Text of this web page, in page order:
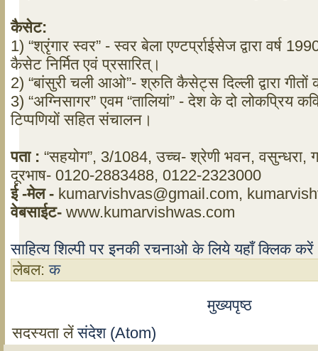
कैसेट:
1) “श्रृंगार स्वर” - स्वर बेला एण्टर्प्राईसेज द्वारा वर्ष
कैसेट निर्मित एवं प्रसारित्।
2) “बांसुरी चली आओ”- श्रुति कैसेट्स दिल्ली द्वारा गीतों
3) “अग्निसागर” एवम “तालियां” - देश के दो लोकप्रिय
टिप्पणियों सहित संचालन।
पता: “सहयोग”, 3/1084, उच्च- श्रेणी भवन, वसुन्धरा,
दूरभाष- 0120-2883488, 0122-2323000
ई-मेल- kumarvishvas@gmail.com,
वेबसाईट- www.kumarvishwas.com
साहित्य शिल्पी पर इनकी रचनाओ के लिये यहाँ क्लिक
लेबल:क
मुख्यपृष्ठ
सदस्यता लेंसंदेश (Atom)